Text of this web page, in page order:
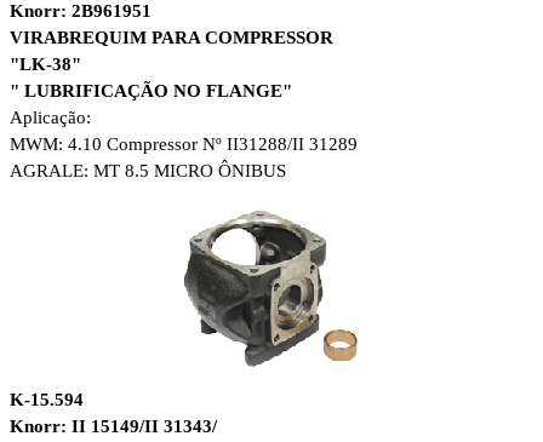
Knorr: 2B961951
VIRABREQUIM PARA COMPRESSOR
"LK-38"
" LUBRIFICAÇÃO NO FLANGE"
Aplicação:
MWM: 4.10 Compressor Nº II31288/II 31289
AGRALE: MT 8.5 MICRO ÔNIBUS
K-15.594
Knorr: II 15149/II 31343/